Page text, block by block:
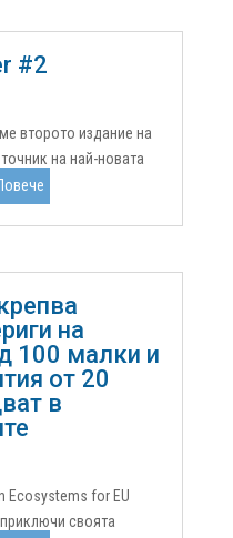
#2
второто издание на
на най-новата
с различията в
и иновациите в
на
100 малки и
от 20
в
Ecosystems for EU
своята